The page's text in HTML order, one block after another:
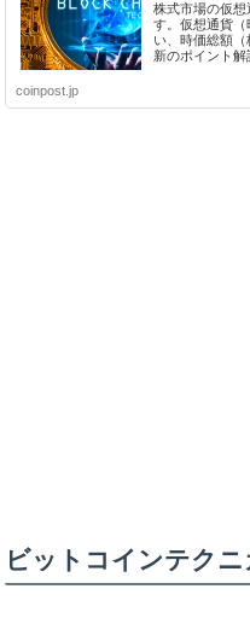
株式市場の仮
す。仮想通貨
い、時価総額
新のポイント解
coinpost.jp
ビットコインテク